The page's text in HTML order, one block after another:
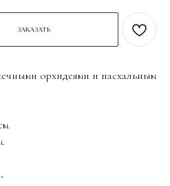
ЗАКАЗАТЬ
орхидеями и пасхальным